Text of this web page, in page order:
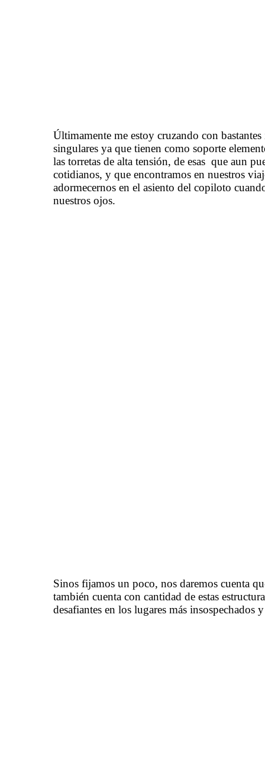
Últimamente me estoy cruzando con
singulares ya que tienen como soporte
las torretas de alta tensión, de esas que aun
cotidianos, y que encontramos en nuestros
adormecernos en el asiento del copiloto
nuestros ojos.
Sinos fijamos un poco, nos daremos cuenta
también cuenta con cantidad de estas
desafiantes en los lugares más insospechados